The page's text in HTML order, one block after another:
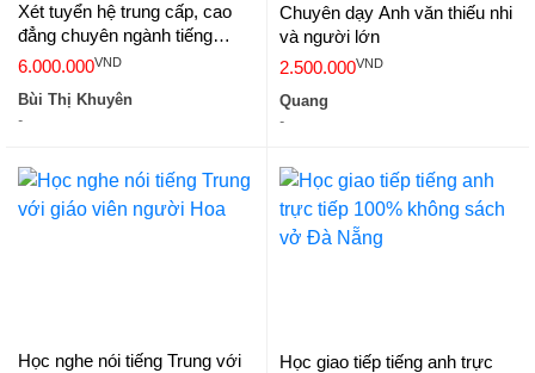
Xét tuyển hệ trung cấp, cao
đẳng chuyên ngành tiếng
Trung Quốc
6.000.000VND
Bùi Thị Khuyên
-
Chuyên dạy Anh văn thiếu nhi
và người lớn
2.500.000VND
Quang
-
Học nghe nói tiếng Trung với
Học giao tiếp tiếng anh trực